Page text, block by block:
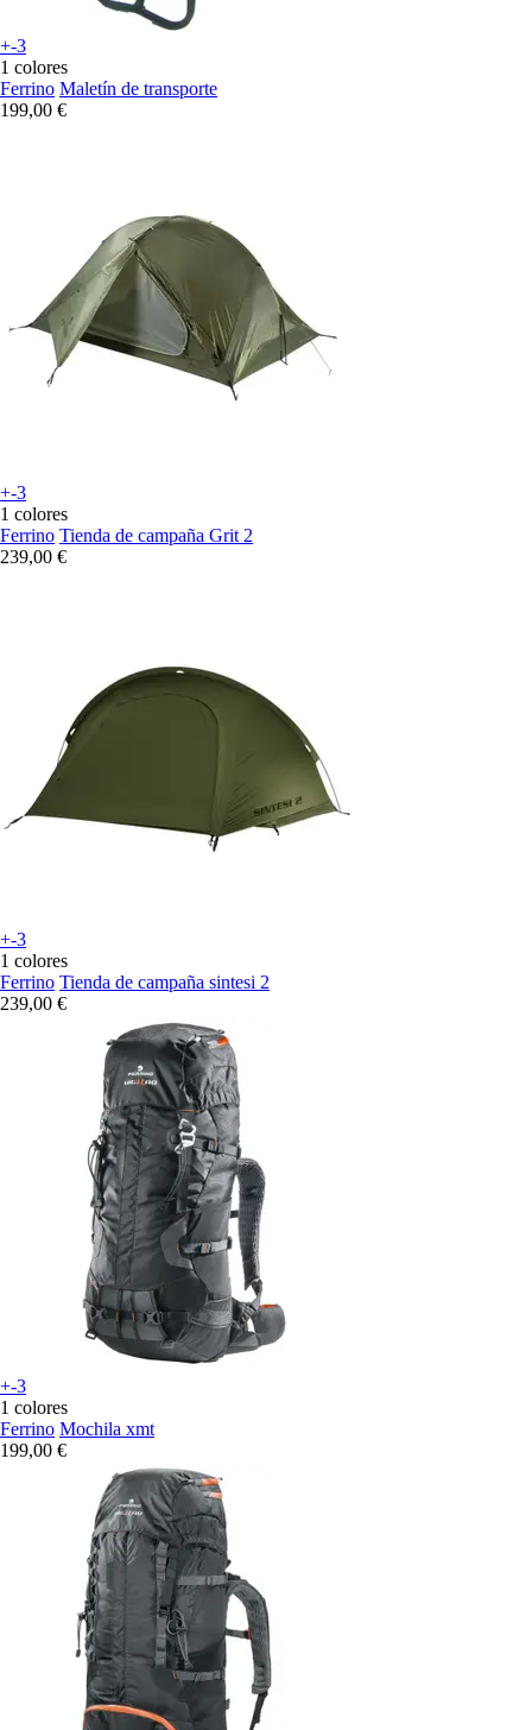
+-3
1 colores
Ferrino Maletín de transporte
199,00 €
+-3
1 colores
Ferrino Tienda de campaña Grit 2
239,00 €
+-3
1 colores
Ferrino Tienda de campaña sintesi 2
239,00 €
+-3
1 colores
Ferrino Mochila xmt
199,00 €